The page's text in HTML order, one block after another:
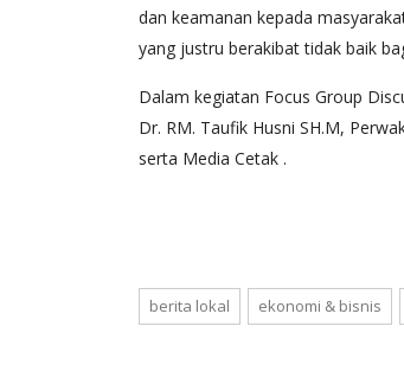
dan keamanan kepada
yang justru berakibat tidak baik
Dalam kegiatan Focus Group
Dr. RM. Taufik Husni SH.M,
serta Media Cetak .
berita lokal ekonomi & bisnis